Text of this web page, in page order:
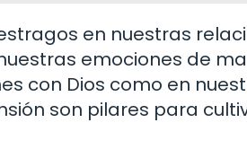
en nuestras
emociones de
con Dios como en
son pilares para